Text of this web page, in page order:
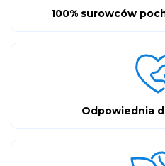
100% surowców
Odpowiednia